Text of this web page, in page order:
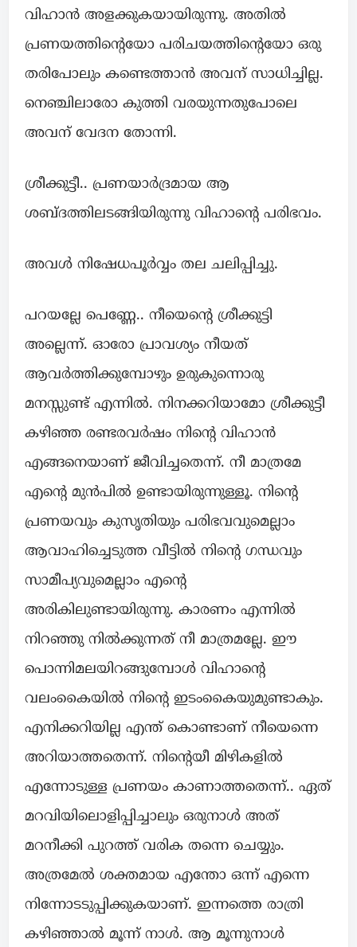
വിഹാൻ അളക്കുകയായിരുന്നു. അതിൽ
പ്രണയത്തിന്റെയോ പരിചയത്തിന്റെയോ ഒരു
തരിപോലും കണ്ടെത്താൻ അവന് സാധിച്ചില്ല.
നെഞ്ചിലാരോ കുത്തി വരയുന്നതുപോലെ
അവന് വേദന തോന്നി.
ശ്രീക്കുട്ടീ.. പ്രണയാർദ്രമായ ആ
ശബ്ദത്തിലടങ്ങിയിരുന്നു വിഹാന്റെ പരിഭവം.
അവൾ നിഷേധപൂർവ്വം തല ചലിപ്പിച്ചു.
പറയല്ലേ പെണ്ണേ.. നീയെന്റെ ശ്രീക്കുട്ടി
അല്ലെന്ന്. ഓരോ പ്രാവശ്യം നീയത്
ആവർത്തിക്കുമ്പോഴും ഉരുകുന്നൊരു
മനസ്സുണ്ട് എന്നിൽ. നിനക്കറിയാമോ ശ്രീക്കുട്ടീ
കഴിഞ്ഞ രണ്ടരവർഷം നിന്റെ വിഹാൻ
എങ്ങനെയാണ് ജീവിച്ചതെന്ന്. നീ മാത്രമേ
എന്റെ മുൻപിൽ ഉണ്ടായിരുന്നുള്ളൂ. നിന്റെ
പ്രണയവും കുസൃതിയും പരിഭവവുമെല്ലാം
ആവാഹിച്ചെടുത്ത വീട്ടിൽ നിന്റെ ഗന്ധവും
സാമീപ്യവുമെല്ലാം എന്റെ
അരികിലുണ്ടായിരുന്നു. കാരണം എന്നിൽ
നിറഞ്ഞു നിൽക്കുന്നത് നീ മാത്രമല്ലേ. ഈ
പൊന്നിമലയിറങ്ങുമ്പോൾ വിഹാന്റെ
വലംകൈയിൽ നിന്റെ ഇടംകൈയുമുണ്ടാകും.
എനിക്കറിയില്ല എന്ത് കൊണ്ടാണ് നീയെന്നെ
അറിയാത്തതെന്ന്. നിന്റെയീ മിഴികളിൽ
എന്നോടുള്ള പ്രണയം കാണാത്തതെന്ന്.. ഏത്
മറവിയിലൊളിപ്പിച്ചാലും ഒരുനാൾ അത്
മറനീക്കി പുറത്ത് വരിക തന്നെ ചെയ്യും.
അത്രമേൽ ശക്തമായ എന്തോ ഒന്ന് എന്നെ
നിന്നോടടുപ്പിക്കുകയാണ്. ഇന്നത്തെ രാത്രി
കഴിഞ്ഞാൽ മൂന്ന് നാൾ. ആ മൂന്നുനാൾ